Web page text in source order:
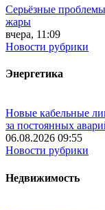
Серьёзные проблемы
жары
вчера, 11:09
Новости рубрики
Энергетика
Новые кабельные
за постоянных
06.08.2026 09:55
Новости рубрики
Недвижимость